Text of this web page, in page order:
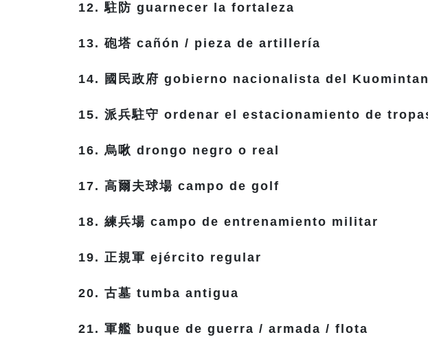
12. 駐防 guarnecer la fortaleza
13. 砲塔 cañón / pieza de artillería
14. 國民政府 gobierno nacionalista del
15. 派兵駐守 ordenar el estacionamiento de
16. 烏啾 drongo negro o real
17. 高爾夫球場 campo de golf
18. 練兵場 campo de entrenamiento militar
19. 正規軍 ejército regular
20. 古墓 tumba antigua
21. 軍艦 buque de guerra / armada / flota